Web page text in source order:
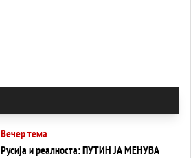
Вечер тема
Русија и реалноста: ПУТИН ЈА МЕНУВА